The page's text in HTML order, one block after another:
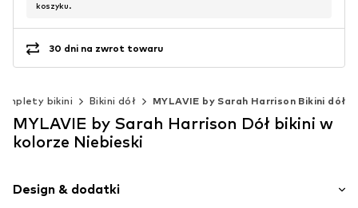
koszyku.
30 dni na zwrot towaru
bikini Bikini dół MYLAVIE by Sarah Harrison Bikini dół
MYLAVIE by Sarah Harrison Dół bikini w
kolorze Niebieski
Design & dodatki